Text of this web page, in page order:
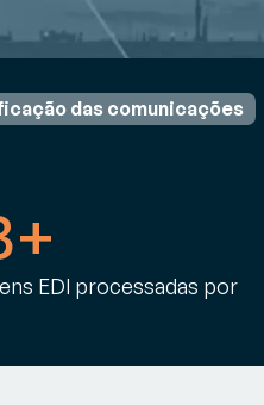
das comunicações
EDI processadas por